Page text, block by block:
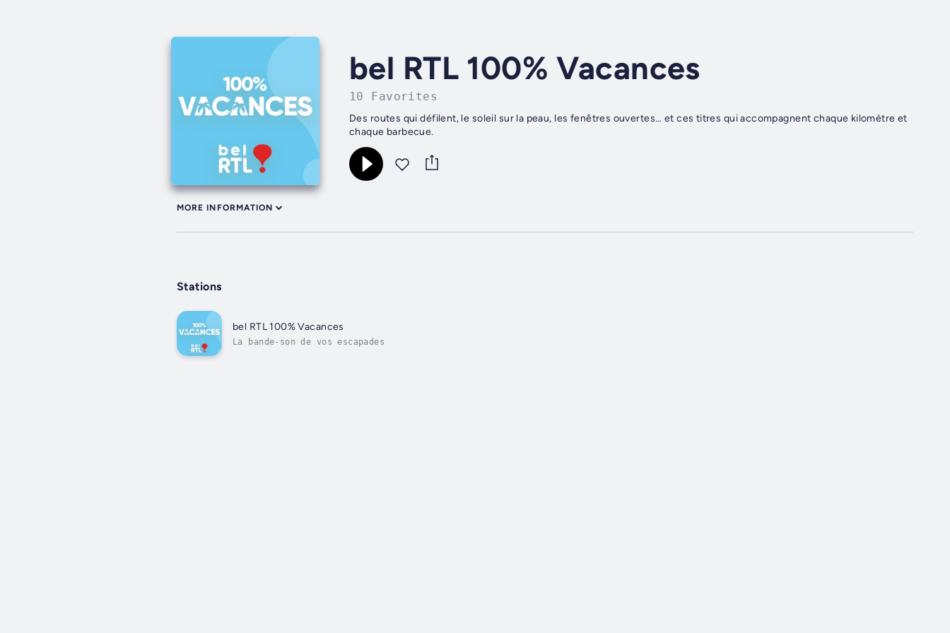
bel RTL 100% Vacances
10 Favorites
Des routes qui défilent, le soleil sur la peau, les fenêtres ouvertes… et ces titres qui accompagnent chaque kilomètre et
chaque barbecue.
MORE INFORMATION
Stations
bel RTL 100% Vacances
La bande-son de vos escapades